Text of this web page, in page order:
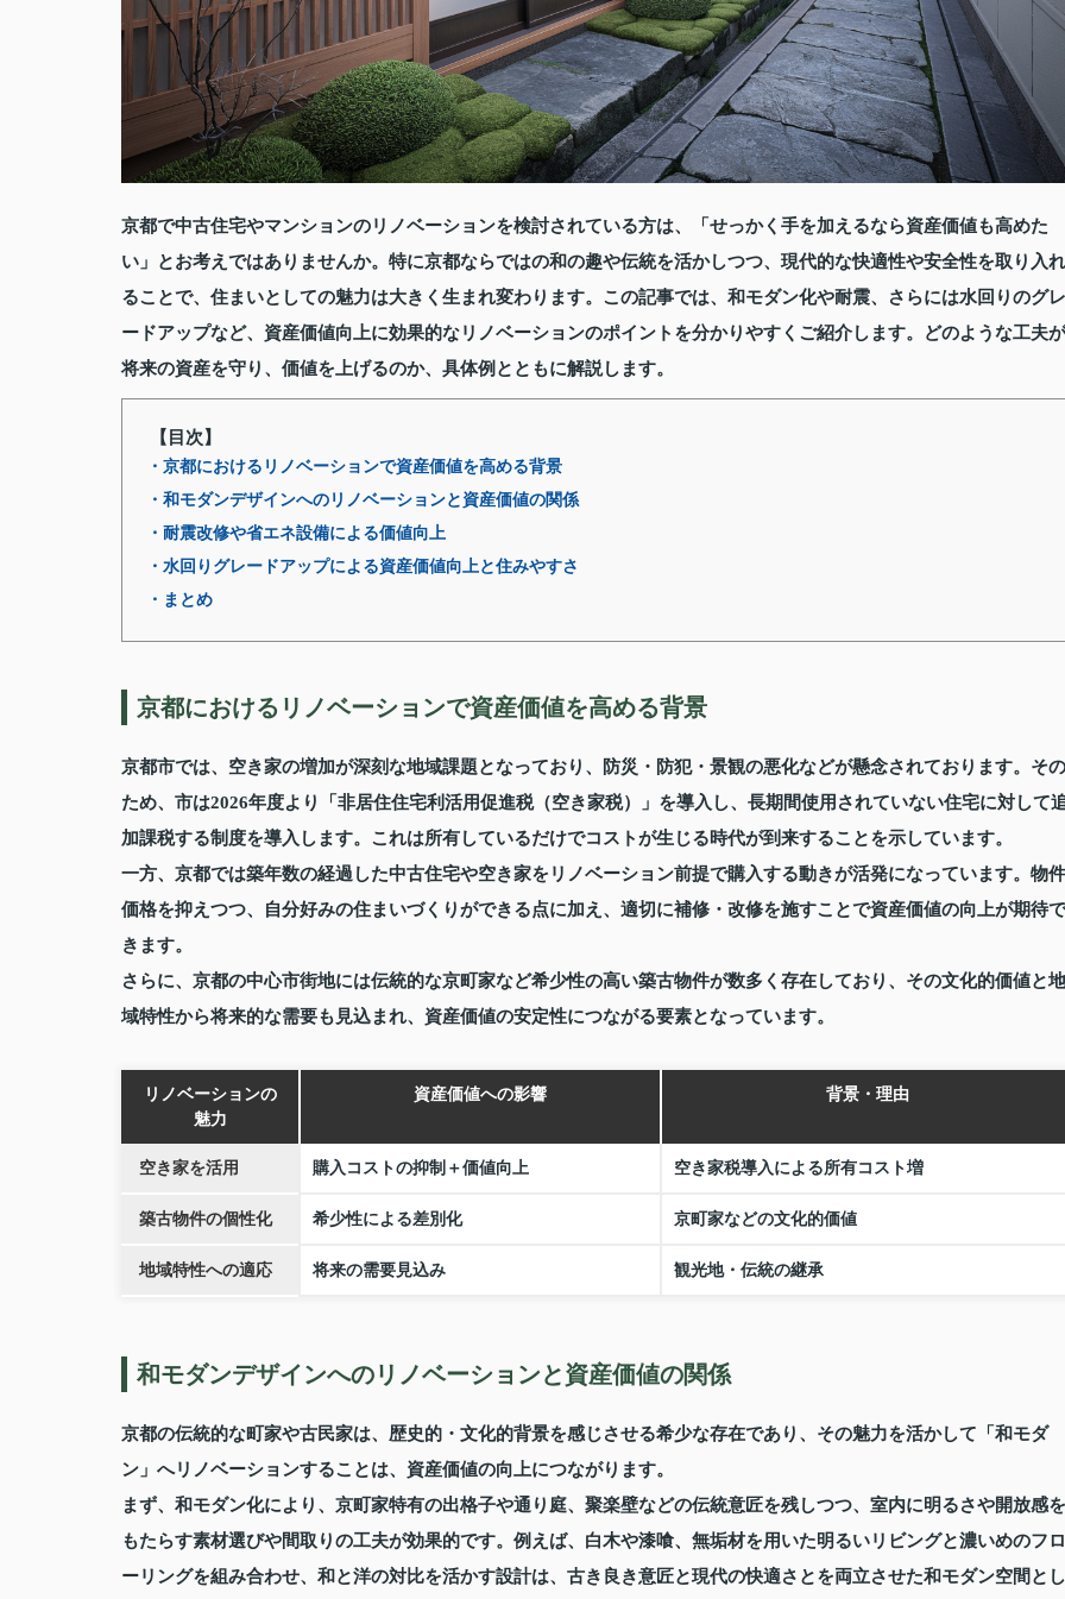
京都で中古住宅やマンションのリノベーションを検討されている方は、「せっかく手を加えるなら資産価値も高めた
い」とお考えではありませんか。特に京都ならではの和の趣や伝統を活かしつつ、現代的な快適性や安全性を取り入れ
ることで、住まいとしての魅力は大きく生まれ変わります。この記事では、和モダン化や耐震、さらには水回りのグレ
ードアップなど、資産価値向上に効果的なリノベーションのポイントを分かりやすくご紹介します。どのような工夫が
将来の資産を守り、価値を上げるのか、具体例とともに解説します。
【目次】
・京都におけるリノベーションで資産価値を高める背景
・和モダンデザインへのリノベーションと資産価値の関係
・耐震改修や省エネ設備による価値向上
・水回りグレードアップによる資産価値向上と住みやすさ
・まとめ
京都におけるリノベーションで資産価値を高める背景
京都市では、空き家の増加が深刻な地域課題となっており、防災・防犯・景観の悪化などが懸念されております。その
ため、市は2026年度より「非居住住宅利活用促進税（空き家税）」を導入し、長期間使用されていない住宅に対して
加課税する制度を導入します。これは所有しているだけでコストが生じる時代が到来することを示しています。
一方、京都では築年数の経過した中古住宅や空き家をリノベーション前提で購入する動きが活発になっています。物件
価格を抑えつつ、自分好みの住まいづくりができる点に加え、適切に補修・改修を施すことで資産価値の向上が期待で
きます。
さらに、京都の中心市街地には伝統的な京町家など希少性の高い築古物件が数多く存在しており、その文化的価値と地
域特性から将来的な需要も見込まれ、資産価値の安定性につながる要素となっています。
リノベーションの
魅力
資産価値への影響 背景・理由
空き家を活用 購入コストの抑制＋価値向上 空き家税導入による所有コスト増
築古物件の個性化 希少性による差別化 京町家などの文化的価値
地域特性への適応 将来の需要見込み 観光地・伝統の継承
和モダンデザインへのリノベーションと資産価値の関係
京都の伝統的な町家や古民家は、歴史的・文化的背景を感じさせる希少な存在であり、その魅力を活かして「和モダ
ン」へリノベーションすることは、資産価値の向上につながります。
まず、和モダン化により、京町家特有の出格子や通り庭、聚楽壁などの伝統意匠を残しつつ、室内に明るさや開放感を
もたらす素材選びや間取りの工夫が効果的です。例えば、白木や漆喰、無垢材を用いた明るいリビングと濃いめのフロ
ーリングを組み合わせ、和と洋の対比を活かす設計は、古き良き意匠と現代の快適さとを両立させた和モダン空間とし